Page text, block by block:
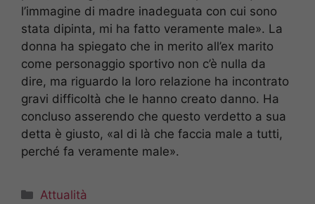
l’immagine di madre inadeguata con cui sono
stata dipinta, mi ha fatto veramente male». La
donna ha spiegato che in merito all’ex marito
come personaggio sportivo non c’è nulla da
dire, ma riguardo la loro relazione ha incontrato
gravi difficoltà che le hanno creato danno. Ha
concluso asserendo che questo verdetto a sua
detta è giusto, «al di là che faccia male a tutti,
perché fa veramente male».
Categorie
Attualità